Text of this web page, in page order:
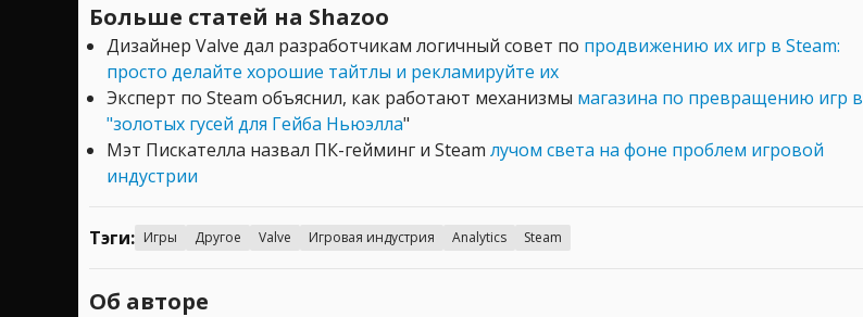
Больше статей на Shazoo
Дизайнер Valve дал разработчикам логичный совет по продвижению их игр в Steam:
просто делайте хорошие тайтлы и рекламируйте их
Эксперт по Steam объяснил, как работают механизмы магазина по превращению игр в
"золотых гусей для Гейба Ньюэлла"
Мэт Пискателла назвал ПК-гейминг и Steam лучом света на фоне проблем игровой
индустрии
Тэги: Игры Другое Valve Игровая индустрия Analytics Steam
Об авторе